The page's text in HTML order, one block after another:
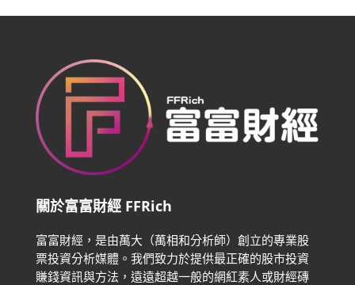
關於富富財經 FFRich
富富財經，是由萬大（萬相和分析師）創立的專業股
票投資分析媒體。我們致力於提供最正確的股市投資
賺錢資訊與方法，遠遠超越一般的網紅素人或財經磚